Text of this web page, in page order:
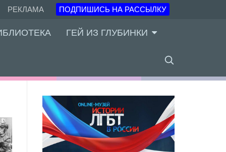
РЕКЛАМА ПОДПИШИСЬ НА РАССЫЛКУ
ГЕЙ ИЗ ГЛУБИНКИ